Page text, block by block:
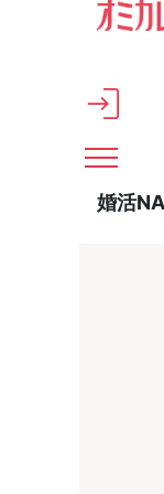
メインコンテンツへスキ
婚活